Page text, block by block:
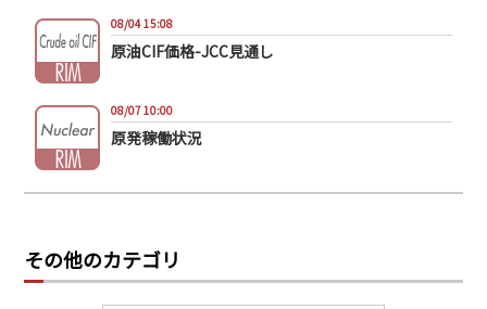
08/04 15:08
原油CIF価格-JCC見通し
08/07 10:00
原発稼働状況
その他のカテゴリ